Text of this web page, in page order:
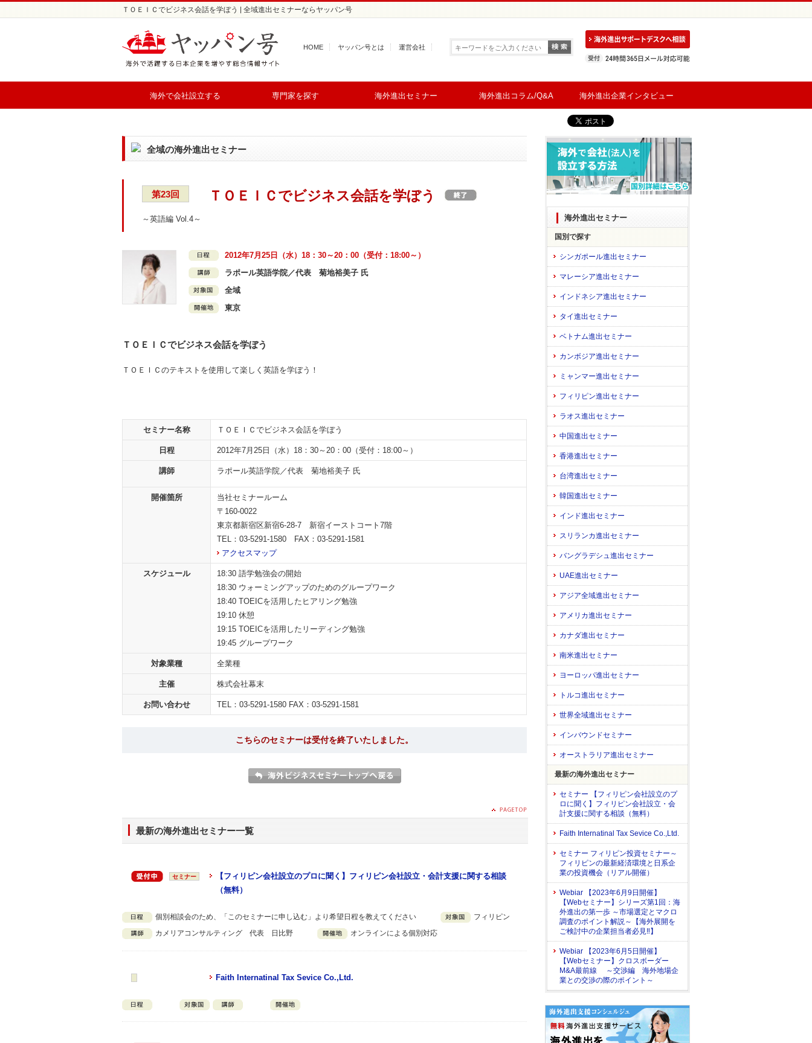
ＴＯＥＩＣでビジネス会話を学ぼう | 全域進出セミナーならヤッパン号
HOME ヤッパン号とは 運営会社
海外で会社設立する 専門家を探す 海外進出セミナー 海外進出コラム/Q&A 海外進出企業インタビュー
全域の海外進出セミナー
第23回 ＴＯＥＩＣでビジネス会話を学ぼう
～英語編 Vol.4～
2012年7月25日（水）18：30～20：00（受付：18:00～）
ラポール英語学院／代表 菊地裕美子 氏
全域
東京
ＴＯＥＩＣでビジネス会話を学ぼう
ＴＯＥＩＣのテキストを使用して楽しく英語を学ぼう！
セミナー名称 ＴＯＥＩＣでビジネス会話を学ぼう
日程 2012年7月25日（水）18：30～20：00（受付：18:00～）
講師 ラポール英語学院／代表 菊地裕美子 氏
開催箇所
当社セミナールーム
〒160-0022
東京都新宿区新宿6-28-7 新宿イーストコート7階
TEL：03-5291-1580 FAX：03-5291-1581
アクセスマップ
スケジュール
18:30 語学勉強会の開始
18:30 ウォーミングアップのためのグループワーク
18:40 TOEICを活用したヒアリング勉強
19:10 休憩
19:15 TOEICを活用したリーディング勉強
19:45 グループワーク
対象業種 全業種
主催 株式会社幕末
お問い合わせ TEL：03-5291-1580 FAX：03-5291-1581
こちらのセミナーは受付を終了いたしました。
最新の海外進出セミナー一覧
セミナー
【フィリピン会社設立のプロに聞く】フィリピン会社設立・会計支援に関する相談
（無料）
個別相談会のため、「このセミナーに申し込む」より希望日程を教えてください フィリピン
カメリアコンサルティング 代表 日比野 オンラインによる個別対応
Faith Internatinal Tax Sevice Co.,Ltd.
海外進出セミナー
国別で探す
シンガポール進出セミナー
マレーシア進出セミナー
インドネシア進出セミナー
タイ進出セミナー
ベトナム進出セミナー
カンボジア進出セミナー
ミャンマー進出セミナー
フィリピン進出セミナー
ラオス進出セミナー
中国進出セミナー
香港進出セミナー
台湾進出セミナー
韓国進出セミナー
インド進出セミナー
スリランカ進出セミナー
バングラデシュ進出セミナー
UAE進出セミナー
アジア全域進出セミナー
アメリカ進出セミナー
カナダ進出セミナー
南米進出セミナー
ヨーロッパ進出セミナー
トルコ進出セミナー
世界全域進出セミナー
インバウンドセミナー
オーストラリア進出セミナー
最新の海外進出セミナー
セミナー 【フィリピン会社設立のプ
ロに聞く】フィリピン会社設立・会
計支援に関する相談（無料）
Faith Internatinal Tax Sevice Co.,Ltd.
セミナー フィリピン投資セミナー～
フィリピンの最新経済環境と日系企
業の投資機会（リアル開催）
Webiar 【2023年6月9日開催】
【Webセミナー】シリーズ第1回：海
外進出の第一歩 ～市場選定とマクロ
調査のポイント解説～【海外展開を
ご検討中の企業担当者必見‼】
Webiar 【2023年6月5日開催】
【Webセミナー】クロスボーダー
M&A最前線 ～交渉編 海外地場企
業との交渉の際のポイント～